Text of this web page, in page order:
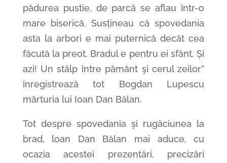
pădurea pustie, de parcă se aflau într-o
mare biserică. Susțineau că spovedania
asta la arbori e mai puternică decât cea
făcută la preot. Bradul e pentru ei sfânt. Și
azi! Un stâlp între pământ şi cerul zeilor”
înregistrează tot Bogdan Lupescu
mărturia lui Ioan Dan Bălan.
Tot despre spovedania şi rugăciunea la
brad, loan Dan Bălan mai aduce, cu
ocazia acestei prezentări, precizări